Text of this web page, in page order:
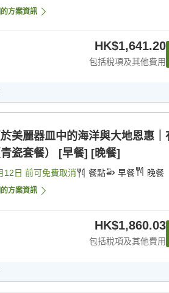
方案資訊
HK$1,641.20
包括稅項及其他費用
美麗器皿中的海洋與大地恩惠
瓷套餐） [早餐] [晚餐]
12日 前可免費取消 餐點 早餐 晚餐
方案資訊
HK$1,860.03
包括稅項及其他費用